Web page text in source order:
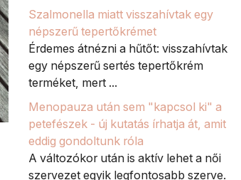
Szalmonella miatt visszahívtak egy
népszerű tepertőkrémet
Érdemes átnézni a hűtőt: visszahívtak
egy népszerű sertés tepertőkrém
terméket, mert ...
Menopauza után sem "kapcsol ki" a
petefészek - új kutatás írhatja át, amit
eddig gondoltunk róla
A változókor után is aktív lehet a női
szervezet egyik legfontosabb szerve.